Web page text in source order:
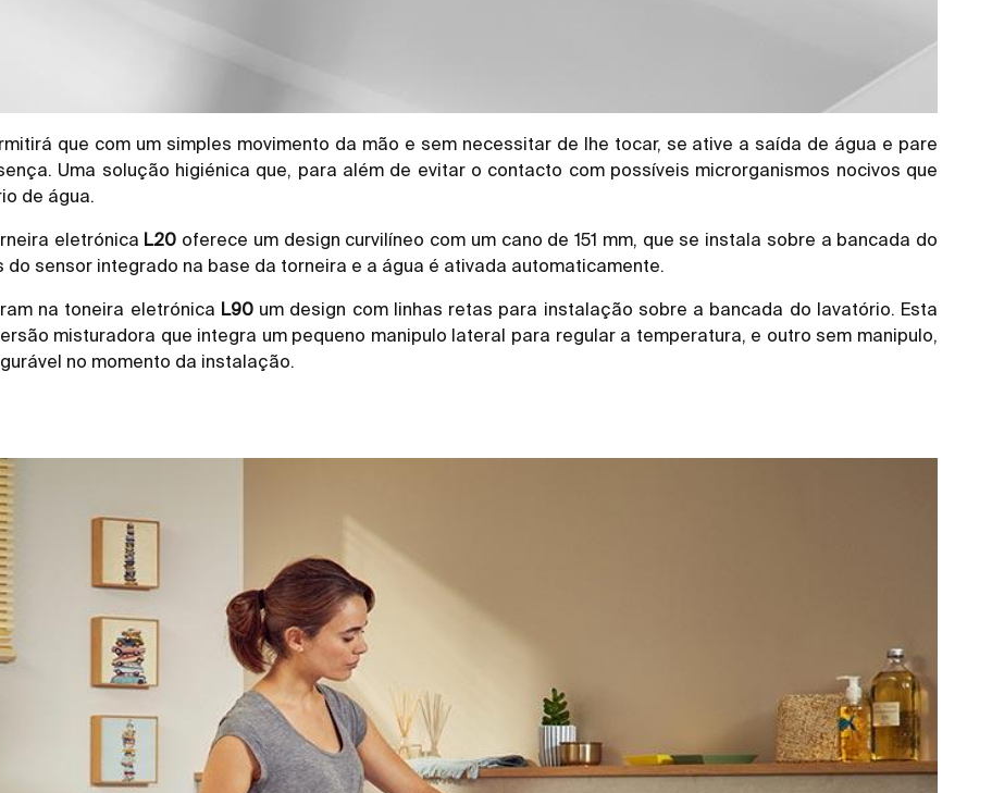
que com um simples movimento da mão e sem necessitar de lhe tocar, se ative a saída de água e pare
Uma solução higiénica que, para além de evitar o contacto com possíveis microrganismos nocivos que
de água.
eletrónica L20 oferece um design curvilíneo com um cano de 151 mm, que se instala sobre a bancada do
do sensor integrado na base da torneira e a água é ativada automaticamente.
na toneira eletrónica L90 um design com linhas retas para instalação sobre a bancada do lavatório. Esta
misturadora que integra um pequeno manipulo lateral para regular a temperatura, e outro sem manipulo,
no momento da instalação.